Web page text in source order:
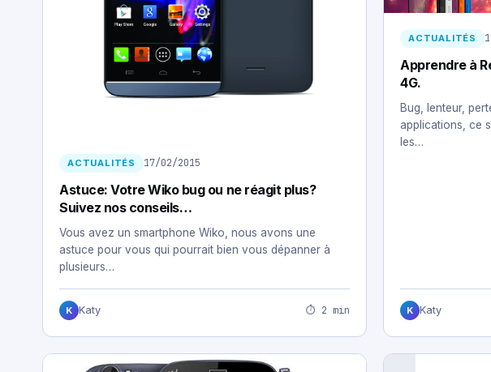
ACTUALITÉS 17/02/2015
Astuce: Votre Wiko bug ou ne réagit plus?
Suivez nos conseils…
Vous avez un smartphone Wiko, nous avons une
astuce pour vous qui pourrait bien vous dépanner à
plusieurs…
K Katy ⏱ 2 min
ACTUALITÉS
Apprendre à
4G.
Bug, lenteur,
applications, ce
les…
K Katy